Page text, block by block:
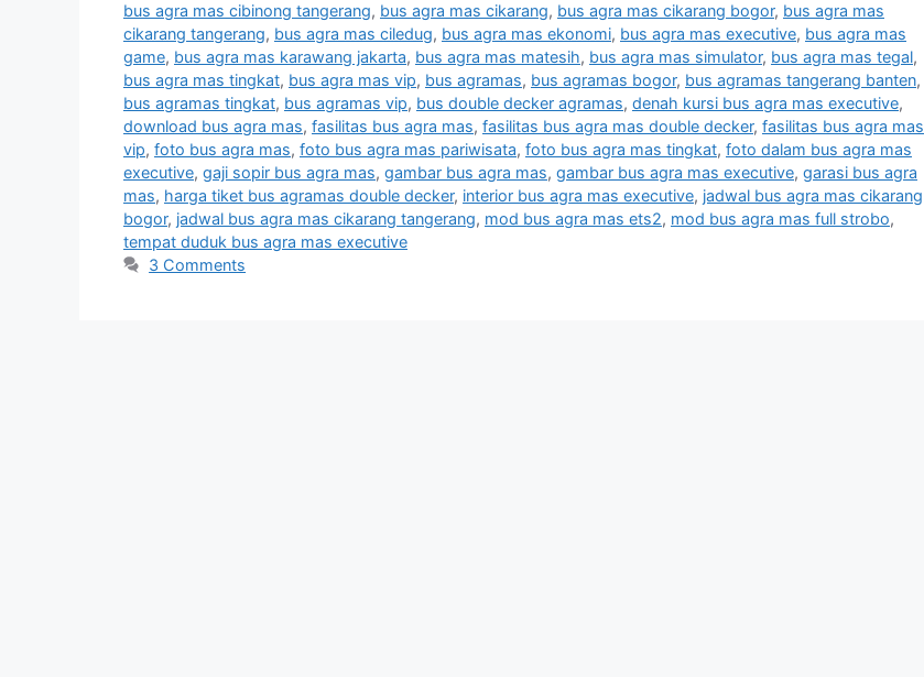
bus agra mas cibinong tangerang, bus agra mas cikarang, bus agra mas cikarang bogor, bus agra mas
cikarang tangerang, bus agra mas ciledug, bus agra mas ekonomi, bus agra mas executive, bus agra mas
game, bus agra mas karawang jakarta, bus agra mas matesih, bus agra mas simulator, bus agra mas tegal,
bus agra mas tingkat, bus agra mas vip, bus agramas, bus agramas bogor, bus agramas tangerang banten,
bus agramas tingkat, bus agramas vip, bus double decker agramas, denah kursi bus agra mas executive,
download bus agra mas, fasilitas bus agra mas, fasilitas bus agra mas double decker, fasilitas bus agra mas
vip, foto bus agra mas, foto bus agra mas pariwisata, foto bus agra mas tingkat, foto dalam bus agra mas
executive, gaji sopir bus agra mas, gambar bus agra mas, gambar bus agra mas executive, garasi bus agra
mas, harga tiket bus agramas double decker, interior bus agra mas executive, jadwal bus agra mas cikarang
bogor, jadwal bus agra mas cikarang tangerang, mod bus agra mas ets2, mod bus agra mas full strobo,
tempat duduk bus agra mas executive
3 Comments